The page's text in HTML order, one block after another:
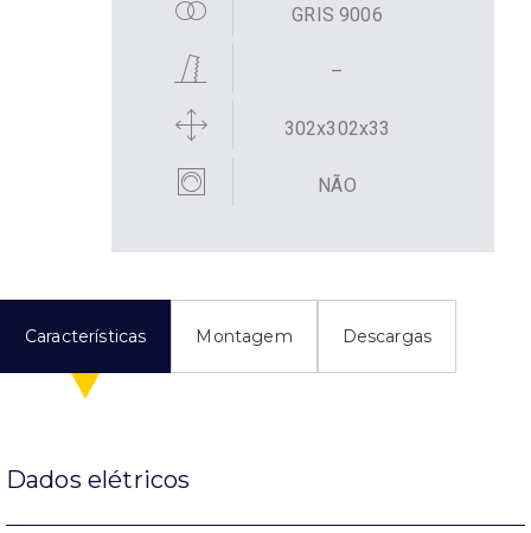
GRIS 9006
–
302x302x33
NÃO
Características Montagem Descargas
Dados elétricos